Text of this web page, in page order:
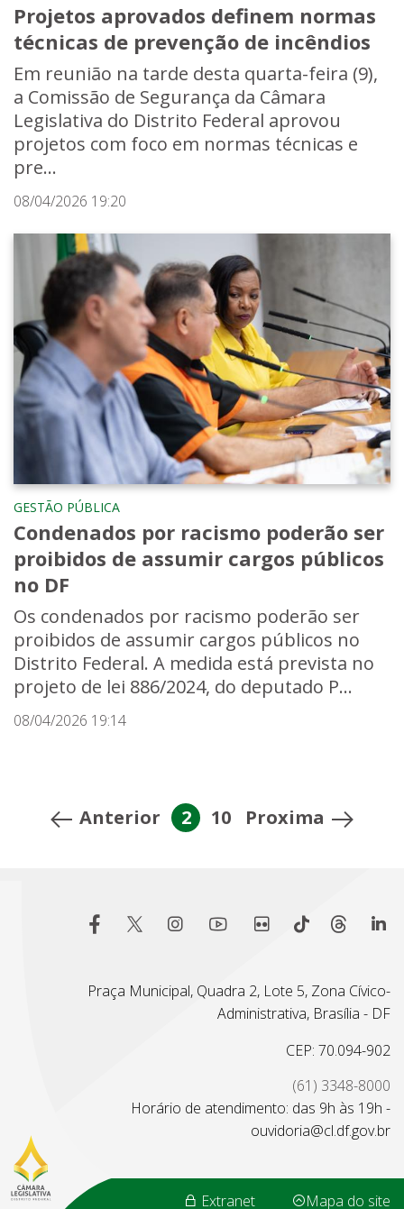
Projetos aprovados definem normas
técnicas de prevenção de incêndios
Em reunião na tarde desta quarta-feira (9),
a Comissão de Segurança da Câmara
Legislativa do Distrito Federal aprovou
projetos com foco em normas técnicas e
pre...
08/04/2026 19:20
GESTÃO PÚBLICA
Condenados por racismo poderão ser
proibidos de assumir cargos públicos
no DF
Os condenados por racismo poderão ser
proibidos de assumir cargos públicos no
Distrito Federal. A medida está prevista no
projeto de lei 886/2024, do deputado P...
08/04/2026 19:14
Anterior 2 10 Proxima
Praça Municipal, Quadra 2, Lote 5, Zona Cívico-
Administrativa, Brasília - DF
CEP: 70.094-902
(61) 3348-8000
Horário de atendimento: das 9h às 19h -
ouvidoria@cl.df.gov.br
Extranet Mapa do site